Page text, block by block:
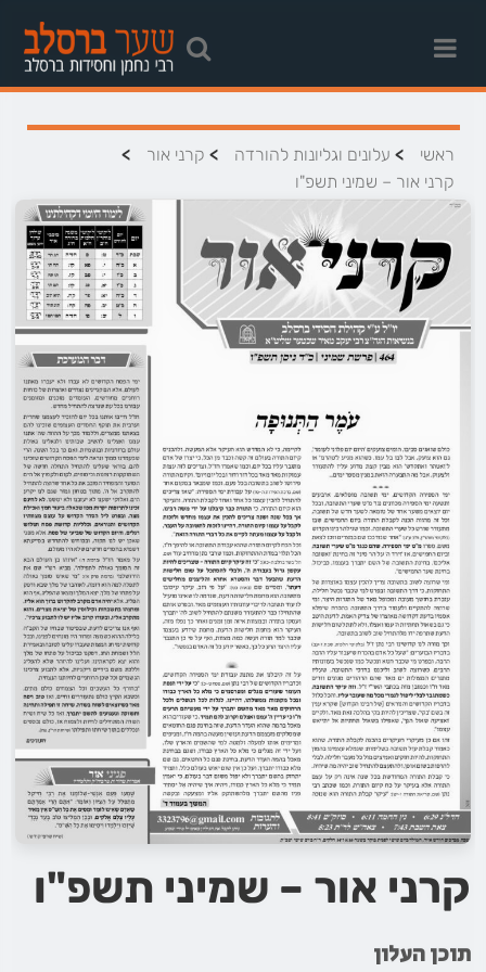
ראשי > עלונים וגליונות להורדה > קרני אור >
קרני אור – שמיני תשפ"ו
קרני אור – שמיני תשפ"ו
תוכן העלון